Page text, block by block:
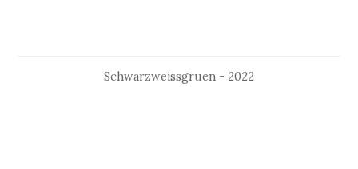
Schwarzweissgruen - 2022